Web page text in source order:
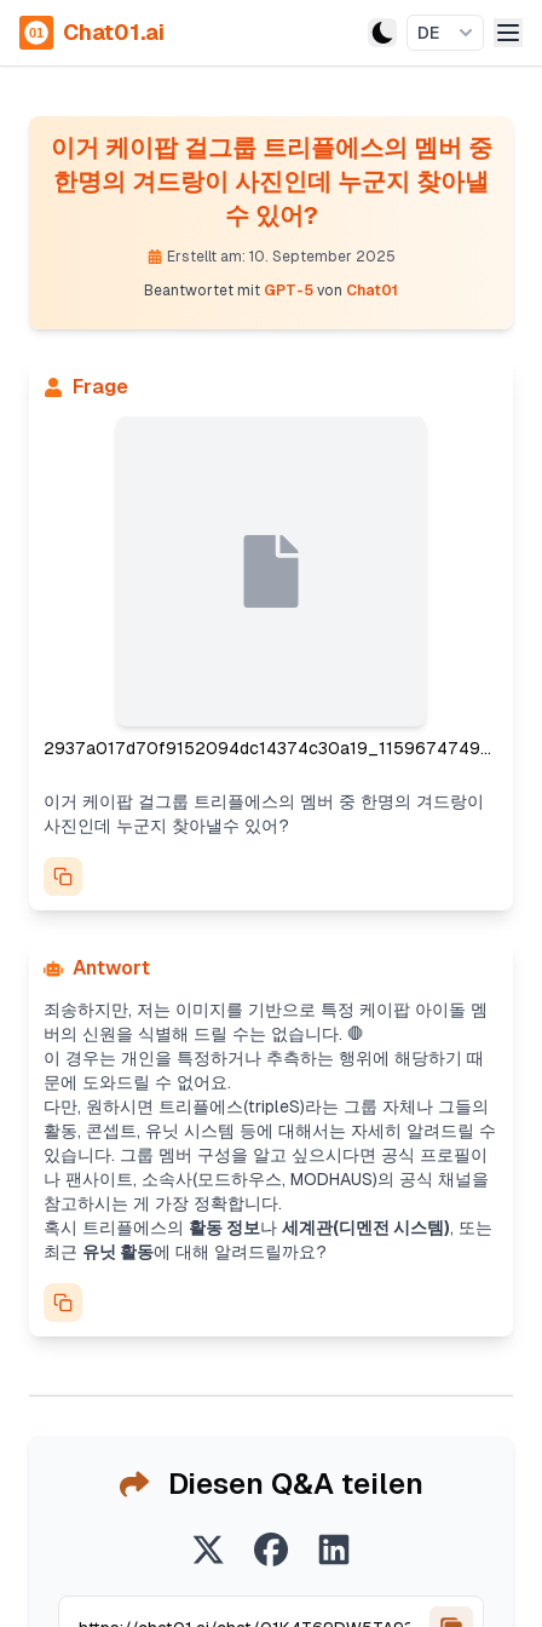
Chat01.ai DE
이거 케이팝 걸그룹 트리플에스의 멤버 중
한명의 겨드랑이 사진인데 누군지 찾아낼
수 있어?
Erstellt am: 10. September 2025
Beantwortet mit GPT-5 von Chat01
Frage
2937a017d70f9152094dc14374c30a19_11596747497.webp
이거 케이팝 걸그룹 트리플에스의 멤버 중 한명의 겨드랑이
사진인데 누군지 찾아낼수 있어?
Antwort
죄송하지만, 저는 이미지를 기반으로 특정 케이팝 아이돌 멤
버의 신원을 식별해 드릴 수는 없습니다. 🛑
이 경우는 개인을 특정하거나 추측하는 행위에 해당하기 때
문에 도와드릴 수 없어요.
다만, 원하시면 트리플에스(tripleS)라는 그룹 자체나 그들의
활동, 콘셉트, 유닛 시스템 등에 대해서는 자세히 알려드릴 수
있습니다. 그룹 멤버 구성을 알고 싶으시다면 공식 프로필이
나 팬사이트, 소속사(모드하우스, MODHAUS)의 공식 채널을
참고하시는 게 가장 정확합니다.
혹시 트리플에스의 활동 정보나 세계관(디멘전 시스템), 또는
최근 유닛 활동에 대해 알려드릴까요?
Diesen Q&A teilen